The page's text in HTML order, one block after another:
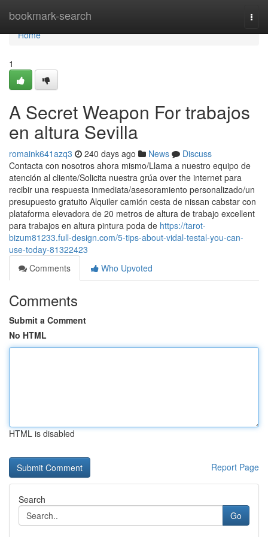
bookmark-search
Home
Home
1
A Secret Weapon For trabajos
en altura Sevilla
romaink641azq3 240 days ago News
Discuss
Contacta con nosotros ahora mismo/Llama a nuestro equipo de
atención al cliente/Solicita nuestra grúa over the internet para
recibir una respuesta inmediata/asesoramiento personalizado/un
presupuesto gratuito Alquiler camión cesta de nissan cabstar con
plataforma elevadora de 20 metros de altura de trabajo excellent
para trabajos en altura pintura poda de https://tarot-
bizum81233.full-design.com/5-tips-about-vidal-testal-you-can-
use-today-81322423
Comments
Who Upvoted
Comments
Submit a Comment
No HTML
HTML is disabled
Report Page
Search
Go